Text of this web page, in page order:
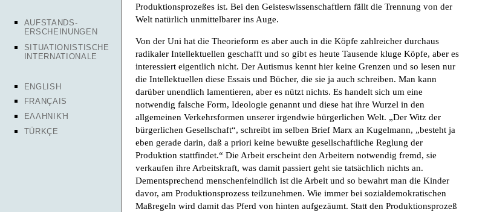
AUFSTANDS-
ERSCHEINUNGEN
SITUATIONISTISCHE
INTERNATIONALE
ENGLISH
FRANÇAIS
ΕΛΛΗΝΙΚΉ
TÜRKÇE
Produktionsprozeßes ist. Bei den Geisteswissenschaftlern fällt die Trennung von der
Welt natürlich unmittelbarer ins Auge.
Von der Uni hat die Theorieform es aber auch in die Köpfe zahlreicher durchaus
radikaler Intellektuellen geschafft und so gibt es heute Tausende kluge Köpfe, aber es
interessiert eigentlich nicht. Der Autismus kennt hier keine Grenzen und so lesen nur
die Intellektuellen diese Essais und Bücher, die sie ja auch schreiben. Man kann
darüber unendlich lamentieren, aber es nützt nichts. Es handelt sich um eine
notwendig falsche Form, Ideologie genannt und diese hat ihre Wurzel in den
allgemeinen Verkehrsformen unserer irgendwie bürgerlichen Welt. „Der Witz der
bürgerlichen Gesellschaft“, schreibt im selben Brief Marx an Kugelmann, „besteht ja
eben gerade darin, daß a priori keine bewußte gesellschaftliche Reglung der
Produktion stattfindet.“ Die Arbeit erscheint den Arbeitern notwendig fremd, sie
verkaufen ihre Arbeitskraft, was damit passiert geht sie tatsächlich nichts an.
Dementsprechend menschenfeindlich ist die Arbeit und so bewahrt man die Kinder
davor, am Produktionsprozess teilzunehmen. Wie immer bei sozialdemokratischen
Maßregeln wird damit das Pferd von hinten aufgezäumt. Statt den Produktionsprozeß